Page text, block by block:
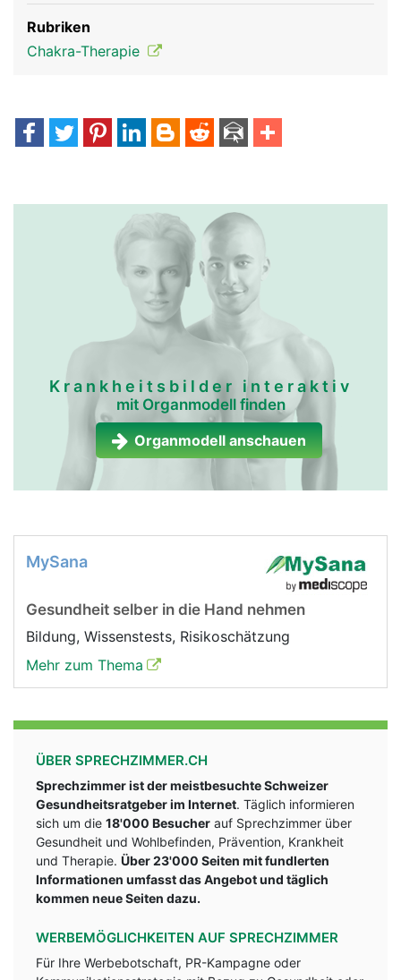
Rubriken
Chakra-Therapie
Krankheitsbilder interaktiv
mit Organmodell finden
Organmodell anschauen
MySana
Gesundheit selber in die Hand nehmen
Bildung, Wissenstests, Risikoschätzung
Mehr zum Thema
ÜBER SPRECHZIMMER.CH
Sprechzimmer ist der meistbesuchte Schweizer
Gesundheitsratgeber im Internet. Täglich informieren
sich um die 18'000 Besucher auf Sprechzimmer über
Gesundheit und Wohlbefinden, Prävention, Krankheit
und Therapie. Über 23'000 Seiten mit fundlerten
Informationen umfasst das Angebot und täglich
kommen neue Seiten dazu.
WERBEMÖGLICHKEITEN AUF SPRECHZIMMER
Für Ihre Werbebotschaft, PR-Kampagne oder